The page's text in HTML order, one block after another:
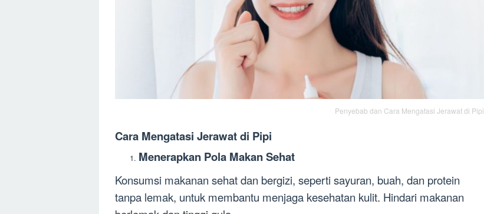
Penyebab dan Cara Mengatasi Jerawat di Pipi
Cara Mengatasi Jerawat di Pipi
Menerapkan Pola Makan Sehat
Konsumsi makanan sehat dan bergizi, seperti sayuran, buah, dan protein
tanpa lemak, untuk membantu menjaga kesehatan kulit. Hindari makanan